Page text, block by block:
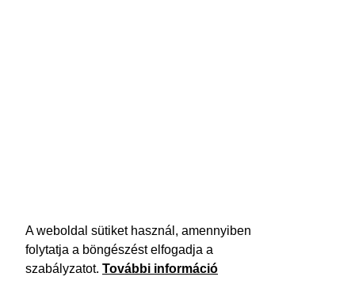
A weboldal sütiket használ, amennyiben
folytatja a böngészést elfogadja a
szabályzatot. További információ